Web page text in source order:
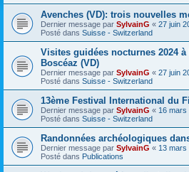
Avenches (VD): trois nouvelles
Dernier message par SylvainG « 27 juin
Posté dans Suisse - Switzerland
Visites guidées nocturnes 2024
Boscéaz (VD)
Dernier message par SylvainG « 27 juin
Posté dans Suisse - Switzerland
13ème Festival International du
Dernier message par SylvainG « 16 mars
Posté dans Suisse - Switzerland
Randonnées archéologiques
Dernier message par SylvainG « 13 mars
Posté dans Publications